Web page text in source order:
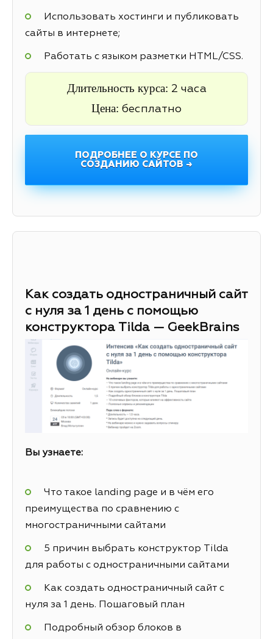
Использовать хостинги и публиковать
сайты в интернете;
Работать с языком разметки HTML/CSS.
Длительность курса: 2 часа
Цена: бесплатно
ПОДРОБНЕЕ О КУРСЕ ПО
СОЗДАНИЮ САЙТОВ →
Как создать одностраничный сайт
с нуля за 1 день с помощью
конструктора Tilda — GeekBrains
Вы узнаете:
Что такое landing page и в чём его
преимущества по сравнению с
многостраничными сайтами
5 причин выбрать конструктор Tilda
для работы с одностраничными сайтами
Как создать одностраничный сайт с
нуля за 1 день. Пошаговый план
Подробный обзор блоков в